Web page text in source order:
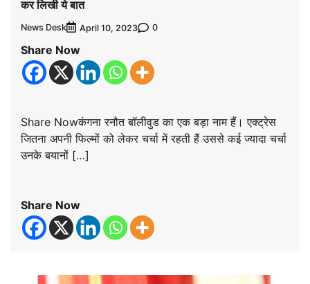
कर लिखी ये बात
News Desk April 10, 2023 0
Share Now
Share Nowकंगना रनौत बॉलीवुड का एक बड़ा नाम हैं। एक्ट्रेस
जितना अपनी फिल्मों को लेकर चर्चा में रहती हैं उससे कई ज्यादा चर्चा
उनके बयानों […]
Share Now